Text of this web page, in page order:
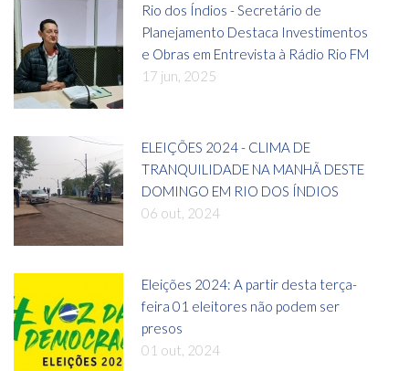
Rio dos Índios - Secretário de
Planejamento Destaca Investimentos
e Obras em Entrevista à Rádio Rio FM
17 jun, 2025
ELEIÇÕES 2024 - CLIMA DE
TRANQUILIDADE NA MANHÃ DESTE
DOMINGO EM RIO DOS ÍNDIOS
06 out, 2024
Eleições 2024: A partir desta terça-
feira 01 eleitores não podem ser
presos
01 out, 2024